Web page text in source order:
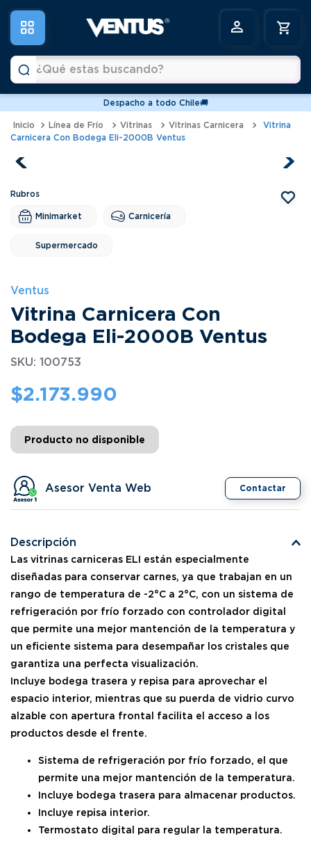
¿Qué estas buscando?
Despacho a todo Chile🚚
Línea de Frío Vitrinas Vitrinas Carnicera
Vitrina
Carnicera Con Bodega Eli-2000B Ventus
Minimarket Carnicería
Supermercado
Ventus
Vitrina Carnicera Con
Bodega Eli-2000B Ventus
SKU: 100753
$2.173.990
Producto no disponible
Asesor Venta Web Contactar
Descripción
Las vitrinas carniceras ELI están especialmente
diseñadas para conservar carnes, ya que trabajan en un
rango de temperatura de -2°C a 2°C, con un sistema de
refrigeración por frío forzado con controlador digital
que permite una mejor mantención de la temperatura y
un eficiente sistema para desempañar los cristales que
garantiza una perfecta visualización.
Incluye bodega trasera y repisa para aprovechar el
espacio interior, mientras que su puerda de vidrio curvo
alzable con apertura frontal facilita el acceso a los
productos desde el frente.
Sistema de refrigeración por frío forzado, el que
permite una mejor mantención de la temperatura.
Incluye bodega trasera para almacenar productos.
Incluye repisa interior.
Termostato digital para regular la temperatura.
Términos más buscados
1.
vitrinas
4.
conservadoras
pastelera